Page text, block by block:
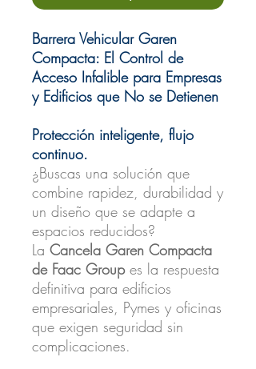
Barrera Vehicular Garen
Compacta: El Control de
Acceso Infalible para Empresas
y Edificios que No se Detienen
Protección inteligente, flujo
continuo.
¿Buscas una solución que
combine rapidez, durabilidad y
un diseño que se adapte a
espacios reducidos?
La Cancela Garen Compacta
de Faac Groupes la respuesta
definitiva para edificios
empresariales, Pymes y oficinas
que exigen seguridad sin
complicaciones.